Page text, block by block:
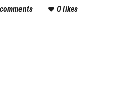
comments 0likes